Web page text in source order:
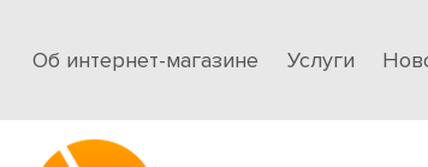
Об интернет-магазине Услуги